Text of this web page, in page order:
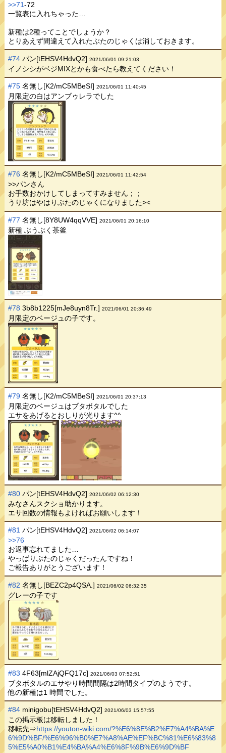
>>71-72
一覧表に入れちゃった…
新種は2種ってことでしょうか？
とりあえず間違えて入れたぶたのじゃくは消しておきます。
#74 パン[tEHSV4HdvQ2]2021/06/01 09:21:03
イノシシがベジMIXとかも食べたら教えてください！
#75 名無し[K2/mC5MBeSI]2021/06/01 11:40:45
月限定の白はアンブゥレラでした
#76 名無し[K2/mC5MBeSI]2021/06/01 11:42:54
>>パンさん
お手数おかけしてしまってすみません；；
うり坊はやはりぶたのじゃくになりました><
#77 名無し[8Y8UW4qqVVE]2021/06/01 20:16:10
新種 ぶうぶく茶釜
#78 3b8b1225[mJe8uyn8Tr.]2021/06/01 20:36:49
月限定のベージュの子です。
#79 名無し[K2/mC5MBeSI]2021/06/01 20:37:13
月限定のベージュはブタボタルでした
エサをあげるとおしりが光ります^^
#80 パン[tEHSV4HdvQ2]2021/06/02 06:12:30
みなさんスクショ助かります。
エサ回数の情報もよければお願いします！
#81 パン[tEHSV4HdvQ2]2021/06/02 06:14:07
>>76
お返事忘れてました…
やっぱりぶたのじゃくだったんですね！
ご報告ありがとうございます！
#82 名無し[BEZC2p4QSA.]2021/06/02 06:32:35
グレーの子です
#83 4F63[mlZAjQFQ17c]2021/06/03 07:52:51
ブタボタルのエサやり時間間隔は2時間タイプのようです。
他の新種は1 時間でした。
#84 minigobu[tEHSV4HdvQ2]2021/06/03 15:57:55
この掲示板は移転しました！
移転先⇒https://youton-wiki.com/?%E6%8E%B2%E7%A4%BA%E
6%9D%BF/%E6%96%B0%E7%A8%AE%EF%BC%81%E6%83%8
5%E5%A0%B1%E4%BA%A4%E6%8F%9B%E6%9D%BF